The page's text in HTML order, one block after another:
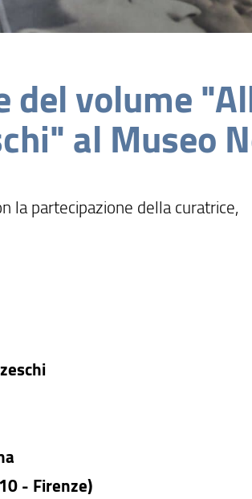
del volume
al Museo
la partecipazione della curatrice,
- Firenze)